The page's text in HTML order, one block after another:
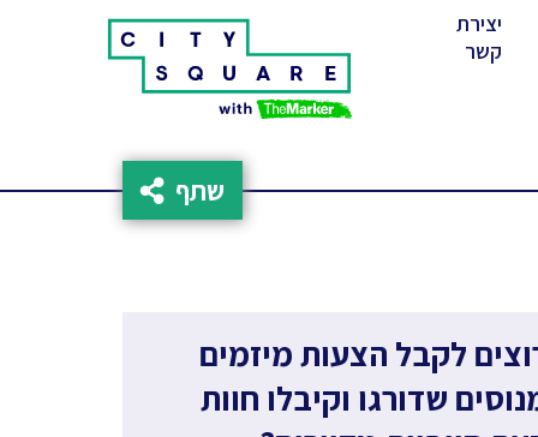
יצירת
קשר
שתף
לקבל הצעות מיזמים
שדורגו וקיבלו חוות